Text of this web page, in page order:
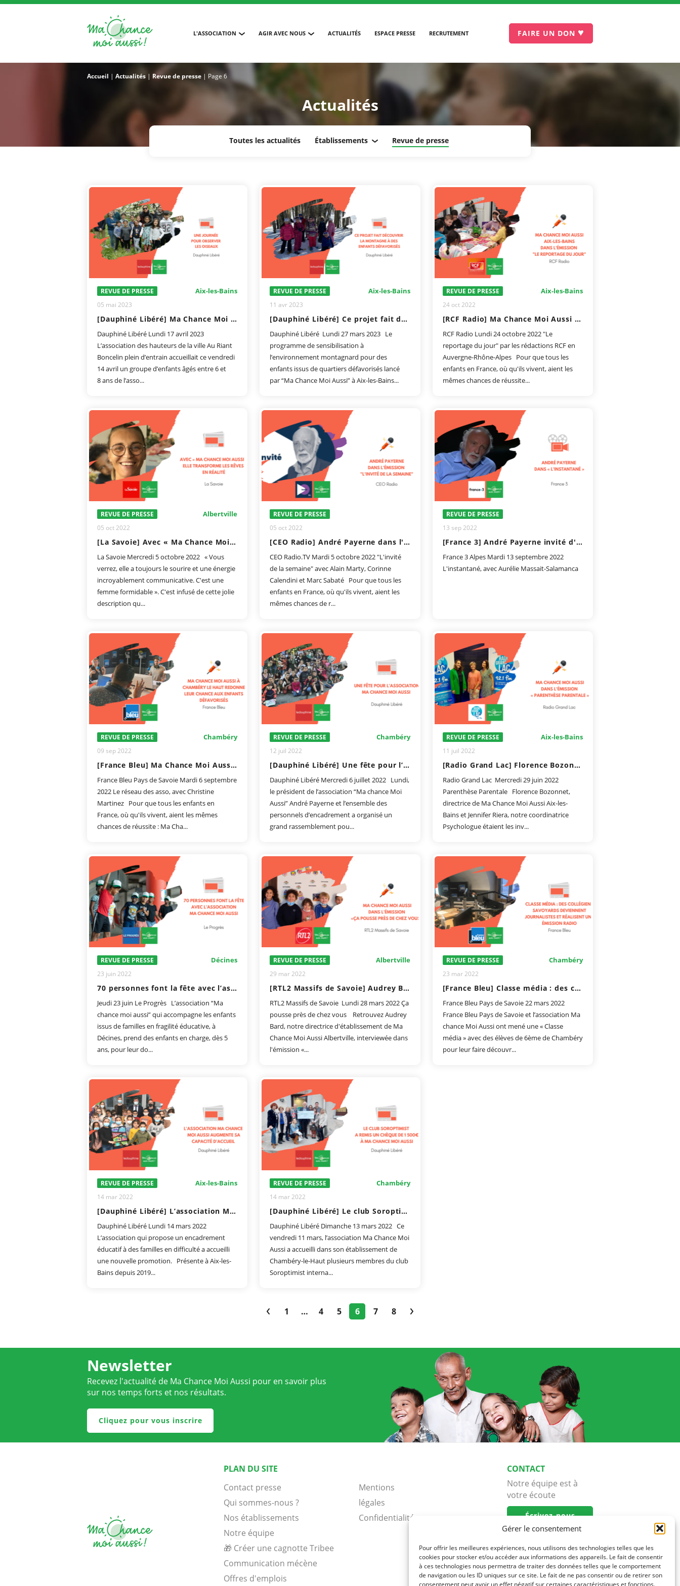
Gérer le consentement
Pour offrir les meilleures expériences, nous utilisons des technologies telles que les
cookies pour stocker et/ou accéder aux informations des appareils. Le fait de consentir
à ces technologies nous permettra de traiter des données telles que le comportement
de navigation ou les ID uniques sur ce site. Le fait de ne pas consentir ou de retirer son
consentement peut avoir un effet négatif sur certaines caractéristiques et fonctions.
L'ASSOCIATION AGIR AVEC NOUS ACTUALITÉS ESPACE PRESSE RECRUTEMENT FAIRE UN DON ♥
Accueil | Actualités | Revue de presse | Page 6
Actualités
Toutes les actualités Établissements Revue de presse
REVUE DE PRESSE Aix-les-Bains
05 mai 2023
[Dauphiné Libéré] Ma Chance Moi Aussi : une journée pour observer les oiseaux
Dauphiné Libéré Lundi 17 avril 2023
L’association des hauteurs de la ville Au Riant
Boncelin plein d’entrain accueillait ce vendredi
14 avril un groupe d’enfants âgés entre 6 et
8 ans de l’asso...
REVUE DE PRESSE Aix-les-Bains
11 avr 2023
[Dauphiné Libéré] Ce projet fait découvrir la montagne à des enfants défavorisés
Dauphiné Libéré Lundi 27 mars 2023 Le
programme de sensibilisation à
l’environnement montagnard pour des
enfants issus de quartiers défavorisés lancé
par “Ma Chance Moi Aussi” à Aix-les-Bains...
REVUE DE PRESSE Aix-les-Bains
24 oct 2022
[RCF Radio] Ma Chance Moi Aussi Aix-les-Bains dans l'émission "le reportage du jour"
RCF Radio Lundi 24 octobre 2022 "Le
reportage du jour" par les rédactions RCF en
Auvergne-Rhône-Alpes Pour que tous les
enfants en France, où qu'ils vivent, aient les
mêmes chances de réussite...
REVUE DE PRESSE Albertville
05 oct 2022
[La Savoie] Avec « Ma Chance Moi Aussi », elle transforme les rêves en réalité
La Savoie Mercredi 5 octobre 2022 « Vous
verrez, elle a toujours le sourire et une énergie
incroyablement communicative. C'est une
femme formidable ». C'est infusé de cette jolie
description qu...
REVUE DE PRESSE
05 oct 2022
[CEO Radio] André Payerne dans l'émission "l'invité de la semaine"
CEO Radio.TV Mardi 5 octobre 2022 "L'invité
de la semaine" avec Alain Marty, Corinne
Calendini et Marc Sabaté Pour que tous les
enfants en France, où qu'ils vivent, aient les
mêmes chances de r...
REVUE DE PRESSE
13 sep 2022
[France 3] André Payerne invité d'Aurélie Massait-Salamanca dans "L'instantané"
France 3 Alpes Mardi 13 septembre 2022
L'instantané, avec Aurélie Massait-Salamanca
REVUE DE PRESSE Chambéry
09 sep 2022
[France Bleu] Ma Chance Moi Aussi dans l'émission "Le réseau des asso"
France Bleu Pays de Savoie Mardi 6 septembre
2022 Le réseau des asso, avec Christine
Martinez Pour que tous les enfants en
France, où qu'ils vivent, aient les mêmes
chances de réussite : Ma Cha...
REVUE DE PRESSE Chambéry
12 juil 2022
[Dauphiné Libéré] Une fête pour l’association “Ma Chance Moi Aussi”
Dauphiné Libéré Mercredi 6 juillet 2022 Lundi,
le président de l’association “Ma chance Moi
Aussi” André Payerne et l’ensemble des
personnels d’encadrement a organisé un
grand rassemblement pou...
REVUE DE PRESSE Aix-les-Bains
11 juil 2022
[Radio Grand Lac] Florence Bozonnet et Jennifer Riera invitées de l'émission « Parenthèse Parentale »
Radio Grand Lac Mercredi 29 juin 2022
Parenthèse Parentale Florence Bozonnet,
directrice de Ma Chance Moi Aussi Aix-les-
Bains et Jennifer Riera, notre coordinatrice
Psychologue étaient les inv...
REVUE DE PRESSE Décines
23 juin 2022
70 personnes font la fête avec l’association “Ma Chance Moi Aussi”
Jeudi 23 juin Le Progrès L’association “Ma
chance moi aussi” qui accompagne les enfants
issus de familles en fragilité éducative, à
Décines, prend des enfants en charge, dès 5
ans, pour leur do...
REVUE DE PRESSE Albertville
29 mar 2022
[RTL2 Massifs de Savoie] Audrey Bard invitée de l'émission « Ça pousse près de chez vous »
RTL2 Massifs de Savoie Lundi 28 mars 2022 Ça
pousse près de chez vous Retrouvez Audrey
Bard, notre directrice d'établissement de Ma
Chance Moi Aussi Albertville, interviewée dans
l'émission «...
REVUE DE PRESSE Chambéry
23 mar 2022
[France Bleu] Classe média : des collégiens savoyards deviennent journalistes et réalisent une émission radio
France Bleu Pays de Savoie 22 mars 2022
France Bleu Pays de Savoie et l’association Ma
chance Moi Aussi ont mené une « Classe
média » avec des élèves de 6ème de Chambéry
pour leur faire découvr...
REVUE DE PRESSE Aix-les-Bains
14 mar 2022
[Dauphiné Libéré] L’association Ma Chance Moi Aussi augmente sa capacité d’accueil
Dauphiné Libéré Lundi 14 mars 2022
L’association qui propose un encadrement
éducatif à des familles en difficulté a accueilli
une nouvelle promotion. Présente à Aix-les-
Bains depuis 2019...
REVUE DE PRESSE Chambéry
14 mar 2022
[Dauphiné Libéré] Le club Soroptimist a remis un chèque de 1500 euros à Ma Chance Moi Aussi
Dauphiné Libéré Dimanche 13 mars 2022 Ce
vendredi 11 mars, l’association Ma Chance Moi
Aussi a accueilli dans son établissement de
Chambéry-le-Haut plusieurs membres du club
Soroptimist interna...
1 … 4 5 6 7 8
Newsletter
Recevez l'actualité de Ma Chance Moi Aussi pour en savoir plus
sur nos temps forts et nos résultats.
Cliquez pour vous inscrire
CONTACT
Notre équipe est à
votre écoute
Écrivez-nous
PLAN DU SITE
Contact presse
Qui sommes-nous ?
Nos établissements
Notre équipe
🎁 Créer une cagnotte Tribee
Communication mécène
Offres d'emplois
Mentions
légales
Confidentialité